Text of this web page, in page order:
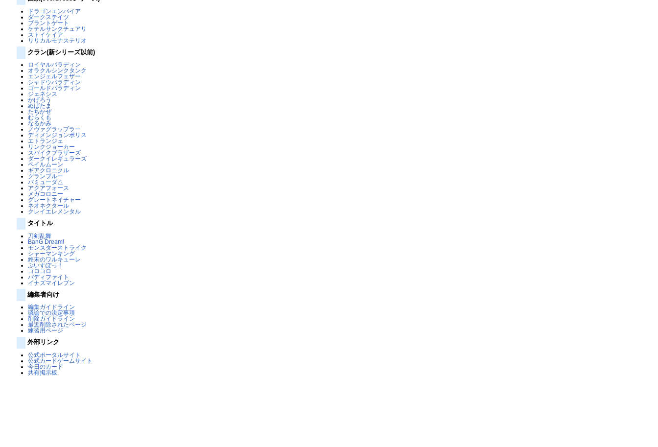
ドラゴンエンパイア
ダークステイツ
ブラントゲート
ケテルサンクチュアリ
ストイケイア
リリカルモナステリオ
クラン(新シリーズ以前)
ロイヤルパラディン
オラクルシンクタンク
エンジェルフェザー
シャドウパラディン
ゴールドパラディン
ジェネシス
かげろう
ぬばたま
たちかぜ
むらくも
なるかみ
ノヴァグラップラー
ディメンジョンポリス
エトランジェ
リンクジョーカー
スパイクブラザーズ
ダークイレギュラーズ
ペイルムーン
ギアクロニクル
グランブルー
バミューダ△
アクアフォース
メガコロニー
グレートネイチャー
ネオネクタール
クレイエレメンタル
タイトル
刀剣乱舞
BanG Dream!
モンスターストライク
シャーマンキング
終末のワルキューレ
ぶいすぽっ！
コロコロ
バディファイト
イナズマイレブン
編集者向け
編集ガイドライン
議論での決定事項
削除ガイドライン
最近削除されたページ
練習用ページ
外部リンク
公式ポータルサイト
公式カードゲームサイト
今日のカード
共有掲示板